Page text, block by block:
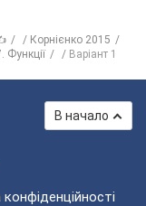
Корнієнко 2015
Функції Варіант 1
В начало